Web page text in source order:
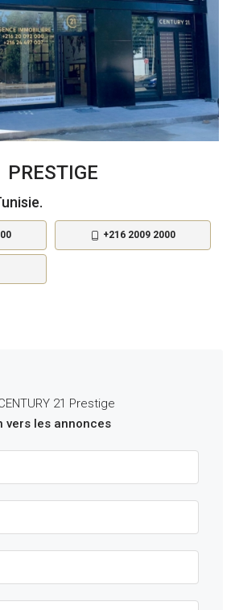
PRESTIGE
+216 2009 2000
21 Prestige
vers les annonces